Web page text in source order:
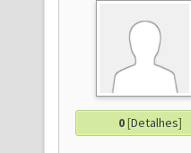
0[Detalhes]